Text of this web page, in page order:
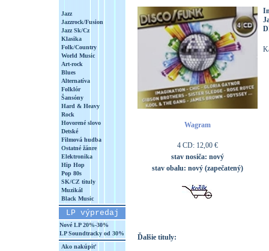
Jazz
Jazzrock/Fusion
Jazz Sk/Cz
Klasika
Folk/Country
World Music
Art-rock
Blues
Alternatíva
Folklór
Šansóny
Hard & Heavy
Rock
Hovorené slovo
Detské
Filmová hudba
Ostatné žánre
Elektronika
Hip Hop
Pop 80s
SK/CZ tituly
Muzikál
Black Music
LP výpredaj
Nové LP 20%-30%
LP Soundtracky od 30%
Ako nakúpiť
Wagram
4 CD: 12,00 €
stav nosiča: nový
stav obalu: nový (zapečatený)
Ďalšie tituly: